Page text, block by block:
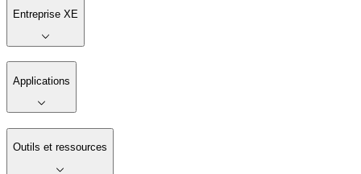
Entreprise XE
Applications
Outils et ressources